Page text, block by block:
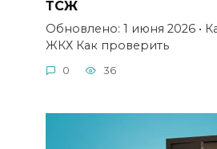
ТСЖ
Обновлено: 1 июня 2026 •
ЖКХ Как проверить
0 36